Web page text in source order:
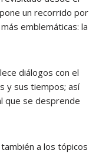
un recorrido por
emblemáticas: la
diálogos con el
y sus tiempos; así
que se desprende
a los tópicos